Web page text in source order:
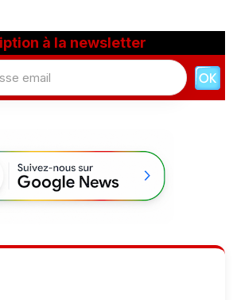
à la newsletter